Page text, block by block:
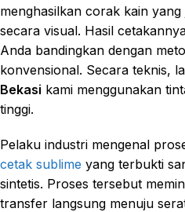
menghasilkan corak kain
secara visual. Hasil
Anda bandingkan dengan
konvensional. Secara teknis,
Bekasi kami menggunakan
tinggi.
Pelaku industri mengenal
cetak sublime yang terbukti
sintetis. Proses tersebut
transfer langsung menuju